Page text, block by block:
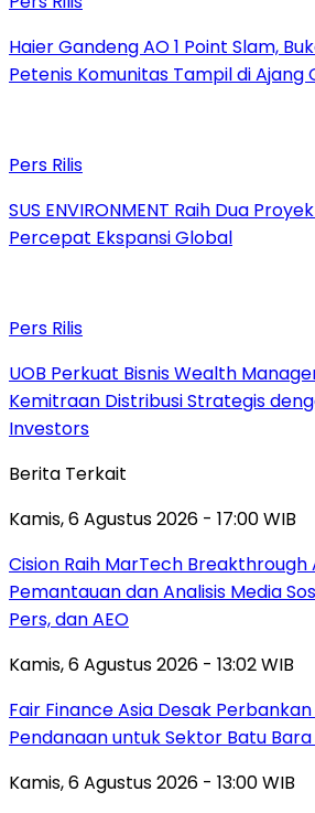
Haier Gandeng AO 1 Point Slam,
Petenis Komunitas Tampil di Ajang
Pers Rilis
SUS ENVIRONMENT Raih Dua
Percepat Ekspansi Global
Pers Rilis
UOB Perkuat Bisnis Wealth
Kemitraan Distribusi Strategis
Investors
Berita Terkait
Kamis, 6 Agustus 2026 - 17:00 WIB
Cision Raih MarTech
Pemantauan dan Analisis Media
Pers, dan AEO
Kamis, 6 Agustus 2026 - 13:02 WIB
Fair Finance Asia Desak
Pendanaan untuk Sektor Batu Bara
Kamis, 6 Agustus 2026 - 13:00 WIB